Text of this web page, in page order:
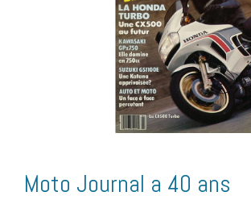
Moto Journal a 40 ans